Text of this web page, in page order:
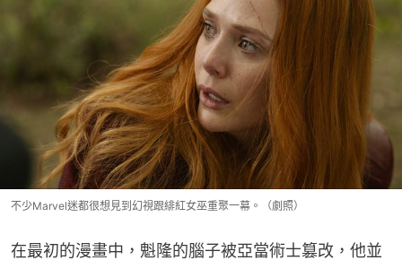
不少Marvel迷都很想見到幻視跟緋紅女巫重聚一幕。（劇照）
在最初的漫畫中，魁隆的腦子被亞當術士篡改，他並